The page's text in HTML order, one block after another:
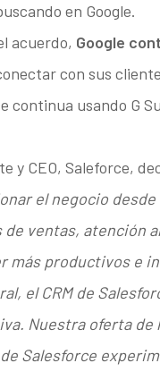
en Google.
acuerdo, Google
con sus
continua usando G
y CEO, Saleforce,
el negocio
de ventas, atención
más productivos e
el CRM de
Nuestra oferta
Salesforce